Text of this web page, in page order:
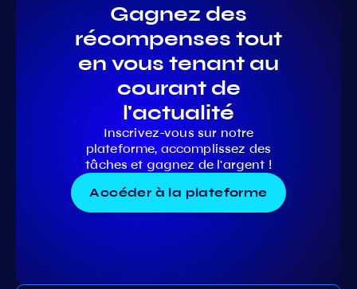
Gagnez des
récompenses tout
en vous tenant au
courant de
l'actualité
Inscrivez-vous sur notre
plateforme, accomplissez des
tâches et gagnez de l'argent !
Accéder à la plateforme